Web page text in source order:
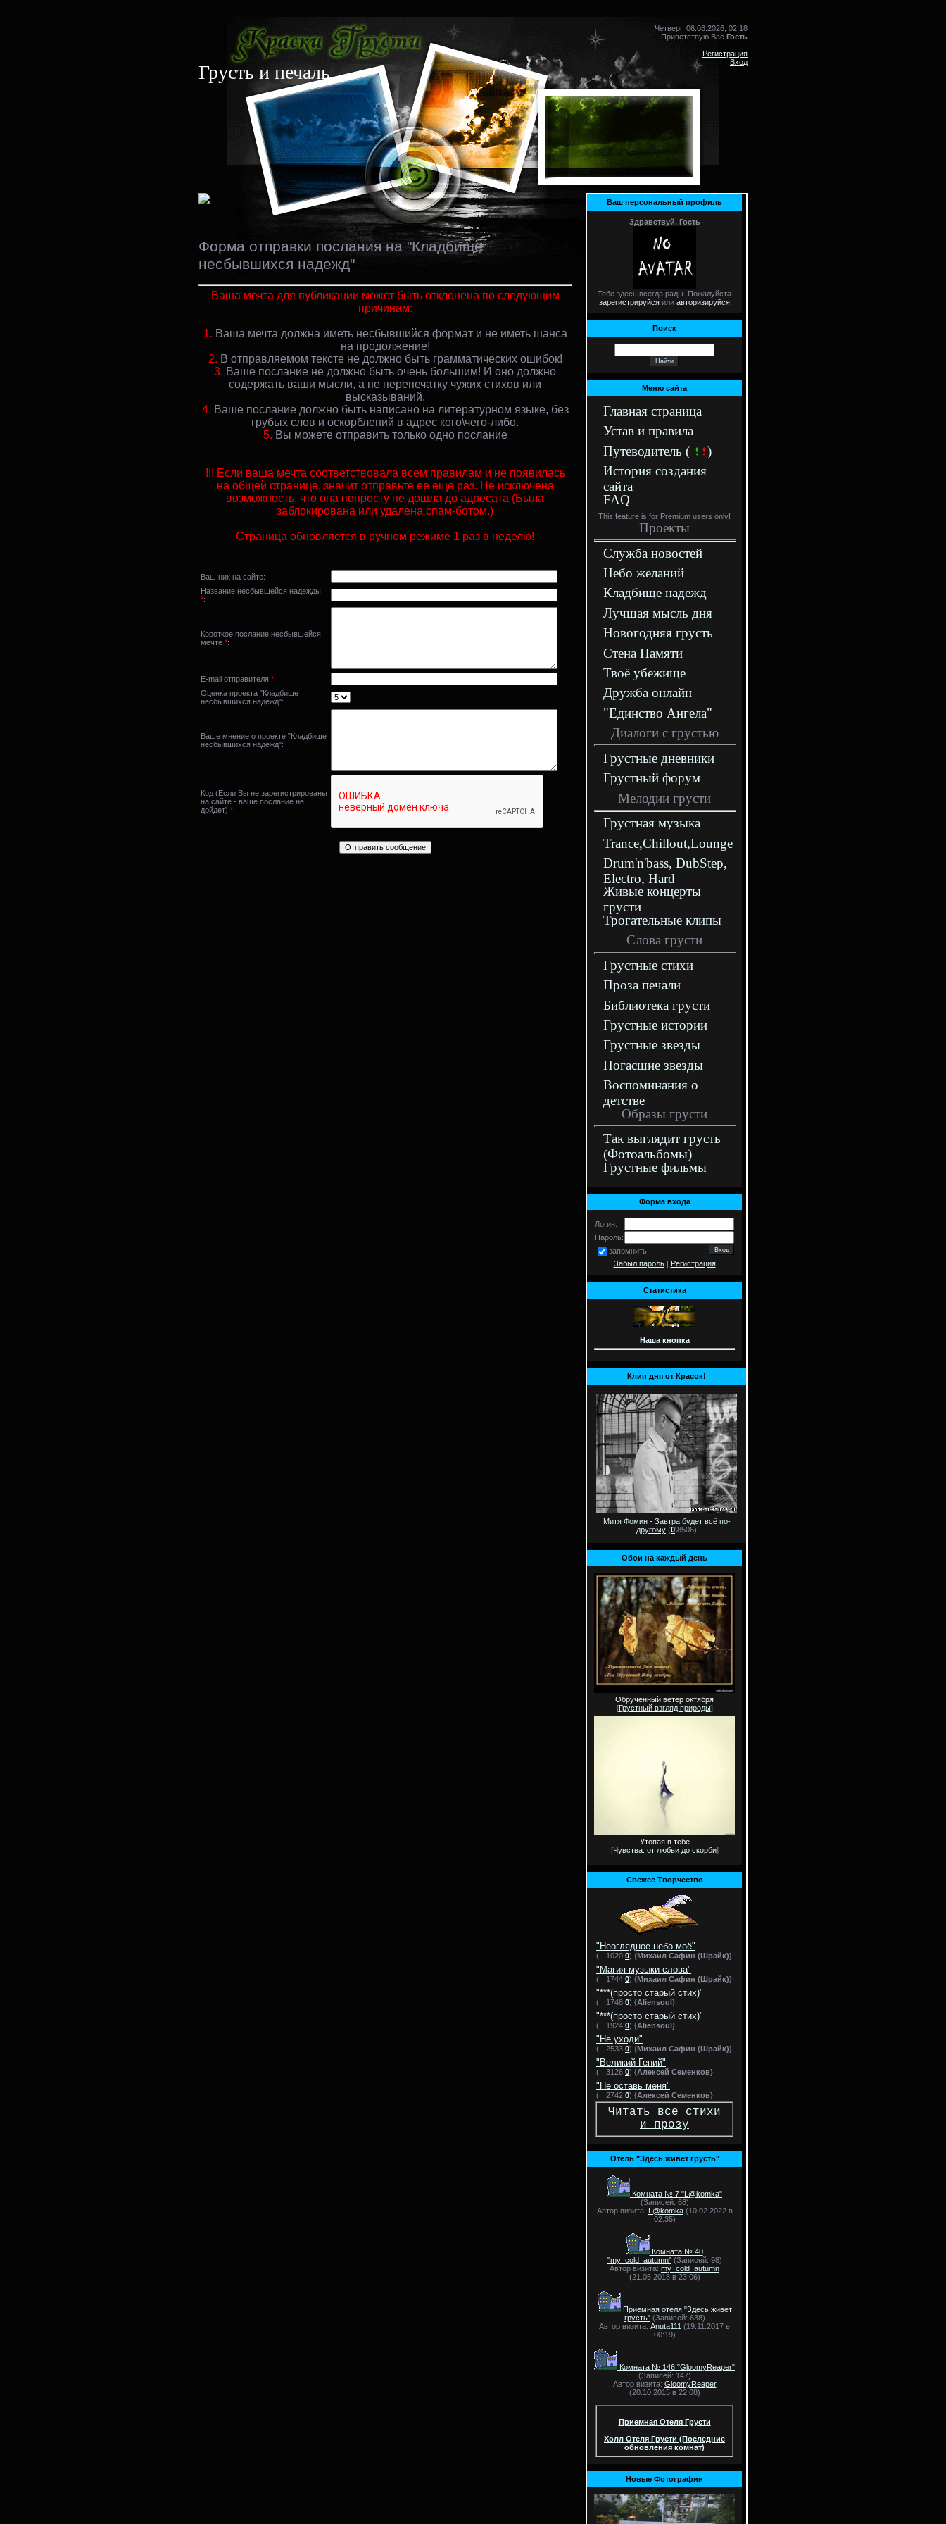
Грусть и печаль
Четверг, 06.08.2026, 02:18
Приветствую Вас Гость
Регистрация
Вход
Форма отправки послания на "Кладбище
несбывшихся надежд"
Ваша мечта для публикации может быть отклонена по следующим
причинам:
1. Ваша мечта должна иметь несбывшийся формат и не иметь шанса
на продолжение!
2. В отправляемом тексте не должно быть грамматических ошибок!
3. Ваше послание не должно быть очень большим! И оно должно
содержать ваши мысли, а не перепечатку чужих стихов или
высказываний.
4. Ваше послание должно быть написано на литературном языке, без
грубых слов и оскорблений в адрес кого\чего-либо.
5. Вы можете отправить только одно послание
!!! Если ваша мечта соответствовала всем правилам и не появилась
на общей странице, значит отправьте ее еще раз. Не исключена
возможность, что она попросту не дошла до адресата (Была
заблокирована или удалена спам-ботом.)
Страница обновляется в ручном режиме 1 раз в неделю!
Ваш ник на сайте:
Название несбывшейся надежды
*:
Короткое послание несбывшейся
мечте *:
E-mail отправителя *:
Оценка проекта "Кладбище
несбывшихся надежд":
Ваше мнение о проекте "Кладбище
несбывшихся надежд":
Код (Если Вы не зарегистрированы
на сайте - ваше послание не
дойдет) *:
Ваш персональный профиль
Здравствуй, Гость
Тебе здесь всегда рады. Пожалуйста
зарегистрируйся или авторизируйся
Поиск
Меню сайта
Главная страница
Устав и правила
Путеводитель (
)
История создания
сайта
FAQ
This feature is for Premium users only!
Проекты
Служба новостей
Небо желаний
Кладбище надежд
Лучшая мысль дня
Новогодняя грусть
Стена Памяти
Твоё убежище
Дружба онлайн
"Единство Ангела"
Диалоги с грустью
Грустные дневники
Грустный форум
Мелодии грусти
Грустная музыка
Trance,Chillout,Lounge
Drum'n'bass, DubStep,
Electro, Hard
Живые концерты
грусти
Трогательные клипы
Слова грусти
Грустные стихи
Проза печали
Библиотека грусти
Грустные истории
Грустные звезды
Погасшие звезды
Воспоминания о
детстве
Образы грусти
Так выглядит грусть
(Фотоальбомы)
Грустные фильмы
Форма входа
Логин:
Пароль:
запомнить
Забыл пароль| Регистрация
Статистика
Наша кнопка
Клип дня от Красок!
Митя Фомин - Завтра будет всё по-
другому (0\8506)
Обои на каждый день
Обрученный ветер октября
[Грустный взгляд природы]
Утопая в тебе
[Чувства: от любви до скорби]
Свежее Творчество
"Неоглядное небо моё"
( 1020|0) {Михаил Сафин (Шрайк)}
"Магия музыки слова"
( 1744|0) {Михаил Сафин (Шрайк)}
"***(просто старый стих)"
( 1748|0) {Aliensoul}
"***(просто старый стих)"
( 1924|0) {Aliensoul}
"Не уходи"
( 2533|0) {Михаил Сафин (Шрайк)}
"Великий Гений"
( 3126|0) {Алексей Семенков}
"Не оставь меня"
( 2742|0) {Алексей Семенков}
Читать все стихи
и прозу
Отель "Здесь живет грусть"
Комната № 7 "L@komka"
(Записей: 68)
Автор визита: L@komka(10.02.2022 в
02:35)
Комната № 40
"my_cold_autumn" (Записей: 98)
Автор визита: my_cold_autumn
(21.05.2018 в 23:06)
Приемная отеля "Здесь живет
грусть" (Записей: 638)
Автор визита: Anuta111 (19.11.2017 в
00:19)
Комната № 146 "GloomyReaper"
(Записей: 147)
Автор визита: GloomyReaper
(20.10.2015 в 22:08)
Приемная Отеля Грусти
Холл Отеля Грусти (Последние
обновления комнат)
Новые Фотографии